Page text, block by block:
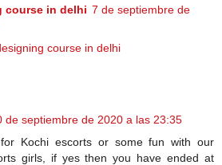
course in delhi 7 de septiembre de
course in delhi
de septiembre de 2020 a las 23:35
Kochi escorts or some fun with our
girls, if yes then you have ended at